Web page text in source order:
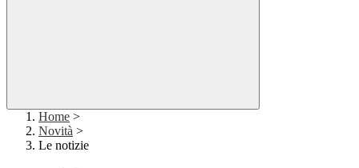
Home >
Novità >
Le notizie